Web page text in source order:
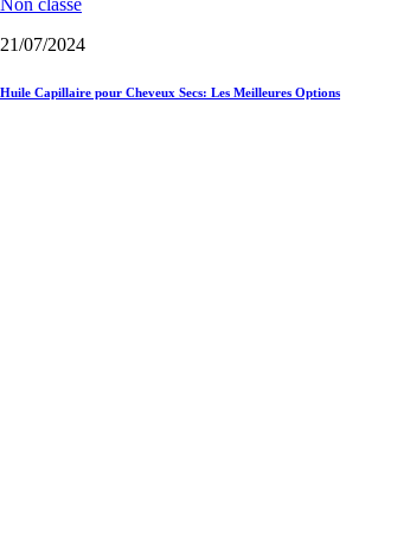
Non classé
21/07/2024
Huile Capillaire pour Cheveux Secs: Les Meilleures Options